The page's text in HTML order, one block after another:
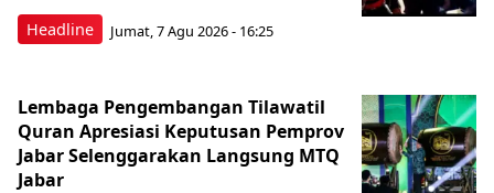
Headline Jumat, 7 Agu 2026 - 16:25
Lembaga Pengembangan Tilawatil
Quran Apresiasi Keputusan Pemprov
Jabar Selenggarakan Langsung MTQ
Jabar